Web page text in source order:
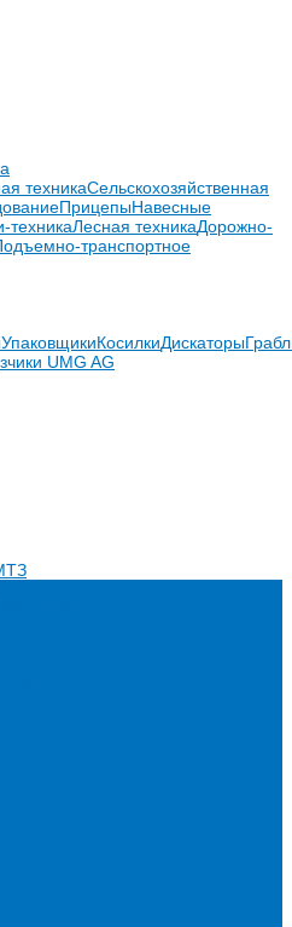
техникаСельскохозяйственная
ПрицепыНавесные
техникаЛесная техникаДорожно-
транспортное
УпаковщикиКосилкиДискаторы
UMG AG